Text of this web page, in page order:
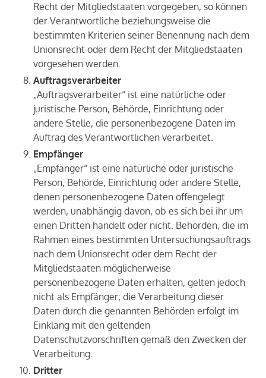
Recht der Mitgliedstaaten vorgegeben, so können
der Verantwortliche beziehungsweise die
bestimmten Kriterien seiner Benennung nach dem
Unionsrecht oder dem Recht der Mitgliedstaaten
vorgesehen werden.
Auftragsverarbeiter
„Auftragsverarbeiter“ ist eine natürliche oder
juristische Person, Behörde, Einrichtung oder
andere Stelle, die personenbezogene Daten im
Auftrag des Verantwortlichen verarbeitet.
Empfänger
„Empfänger“ ist eine natürliche oder juristische
Person, Behörde, Einrichtung oder andere Stelle,
denen personenbezogene Daten offengelegt
werden, unabhängig davon, ob es sich bei ihr um
einen Dritten handelt oder nicht. Behörden, die im
Rahmen eines bestimmten Untersuchungsauftrags
nach dem Unionsrecht oder dem Recht der
Mitgliedstaaten möglicherweise
personenbezogene Daten erhalten, gelten jedoch
nicht als Empfänger; die Verarbeitung dieser
Daten durch die genannten Behörden erfolgt im
Einklang mit den geltenden
Datenschutzvorschriften gemäß den Zwecken der
Verarbeitung.
Dritter